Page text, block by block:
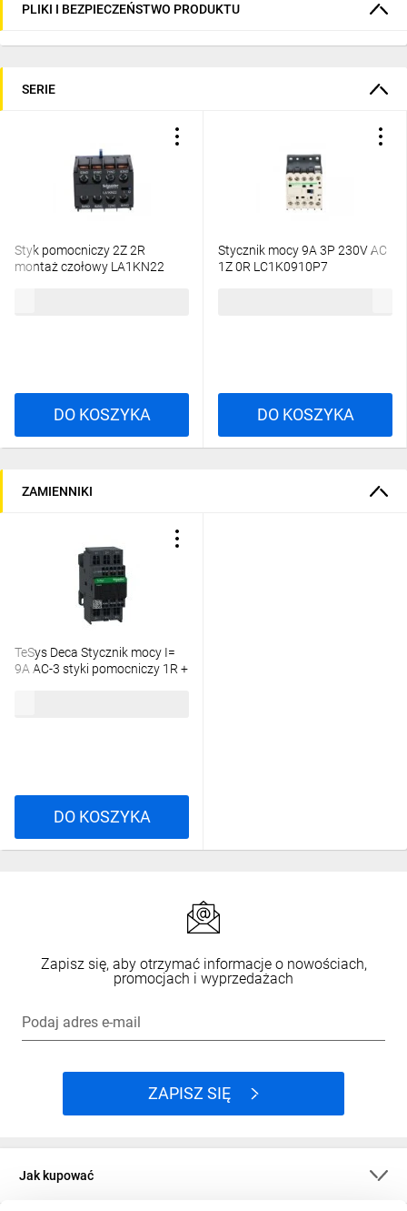
PLIKI I BEZPIECZEŃSTWO PRODUKTU
SERIE
Styk pomocniczy 2Z 2R
montaż czołowy LA1KN22
DO KOSZYKA
Stycznik mocy 9A 3P 230V AC
1Z 0R LC1K0910P7
DO KOSZYKA
ZAMIENNIKI
TeSys Deca Stycznik mocy I=
9A AC-3 styki pomocniczy 1R +
DO KOSZYKA
Zapisz się, aby otrzymać informacje o nowościach,
promocjach i wyprzedażach
Podaj adres e-mail
ZAPISZ SIĘ
Jak kupować